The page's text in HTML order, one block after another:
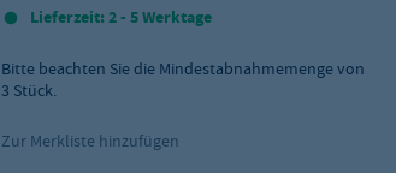
Lieferzeit: 2 - 5 Werktage
Bitte beachten Sie die Mindestabnahmemenge von
3 Stück.
Zur Merkliste hinzufügen